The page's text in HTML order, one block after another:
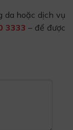
hoặc dịch vụ
3333 – để được